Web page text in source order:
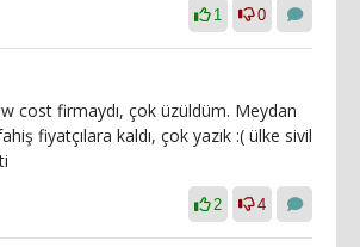
1 0
cost firmaydı, çok üzüldüm. Meydan
fiyatçılara kaldı, çok yazık :( ülke sivil
2 4